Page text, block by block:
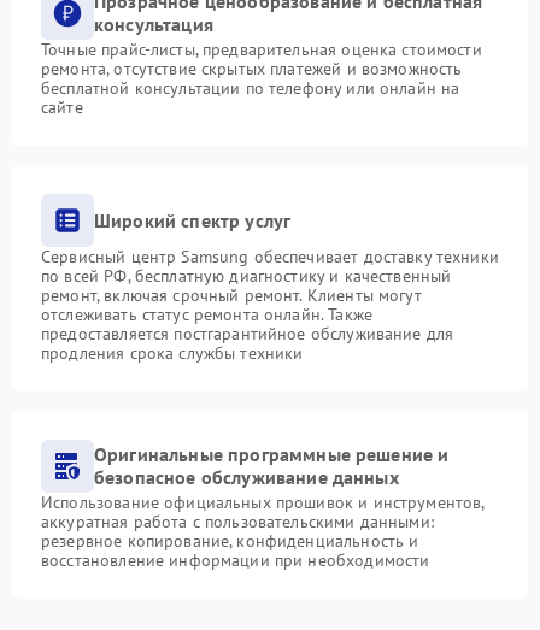
консультация
Точные прайс-листы, предварительная оценка стоимости
ремонта, отсутствие скрытых платежей и возможность
бесплатной консультации по телефону или онлайн на
сайте
Широкий спектр услуг
Сервисный центр Samsung обеспечивает доставку техники
по всей РФ, бесплатную диагностику и качественный
ремонт, включая срочный ремонт. Клиенты могут
отслеживать статус ремонта онлайн. Также
предоставляется постгарантийное обслуживание для
продления срока службы техники
Оригинальные программные решение и
безопасное обслуживание данных
Использование официальных прошивок и инструментов,
аккуратная работа с пользовательскими данными:
резервное копирование, конфиденциальность и
восстановление информации при необходимости